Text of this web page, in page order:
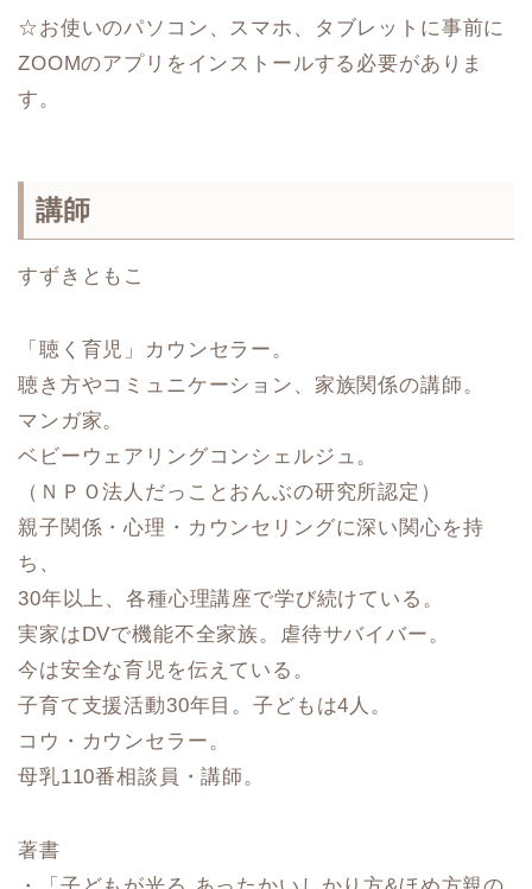
☆お使いのパソコン、スマホ、タブレットに事前に
ZOOMのアプリをインストールする必要がありま
す。
講師
すずきともこ
「聴く育児」カウンセラー。
聴き方やコミュニケーション、家族関係の講師。
マンガ家。
ベビーウェアリングコンシェルジュ。
（ＮＰＯ法人だっことおんぶの研究所認定）
親子関係・心理・カウンセリングに深い関心を持
ち、
30年以上、各種心理講座で学び続けている。
実家はDVで機能不全家族。虐待サバイバー。
今は安全な育児を伝えている。
子育て支援活動30年目。子どもは4人。
コウ・カウンセラー。
母乳110番相談員・講師。
著書